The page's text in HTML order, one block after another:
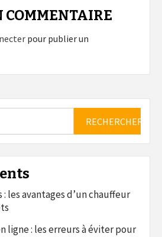
COMMENTAIRE
pour publier un
les avantages d’un chauffeur
ligne : les erreurs à éviter pour